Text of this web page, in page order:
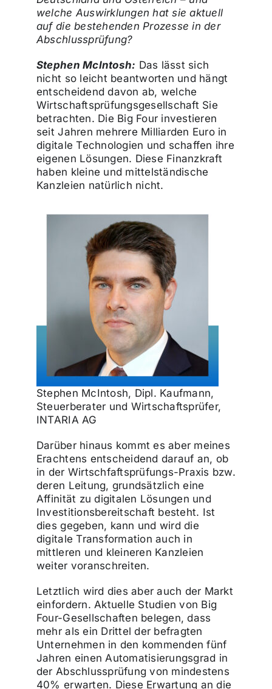
welche Auswirklungen hat sie aktuell
auf die bestehenden Prozesse in der
Abschlussprüfung?
Stephen McIntosh: Das lässt sich
nicht so leicht beantworten und hängt
entscheidend davon ab, welche
Wirtschaftsprüfungsgesellschaft Sie
betrachten. Die Big Four investieren
seit Jahren mehrere Milliarden Euro in
digitale Technologien und schaffen ihre
eigenen Lösungen. Diese Finanzkraft
haben kleine und mittelständische
Kanzleien natürlich nicht.
Stephen McIntosh, Dipl. Kaufmann,
Steuerberater und Wirtschaftsprüfer,
INTARIA AG
Darüber hinaus kommt es aber meines
Erachtens entscheidend darauf an, ob
in der Wirtschfaftsprüfungs-Praxis bzw.
deren Leitung, grundsätzlich eine
Affinität zu digitalen Lösungen und
Investitionsbereitschaft besteht. Ist
dies gegeben, kann und wird die
digitale Transformation auch in
mittleren und kleineren Kanzleien
weiter voranschreiten.
Letztlich wird dies aber auch der Markt
einfordern. Aktuelle Studien von Big
Four-Gesellschaften belegen, dass
mehr als ein Drittel der befragten
Unternehmen in den kommenden fünf
Jahren einen Automatisierungsgrad in
der Abschlussprüfung von mindestens
40% erwarten. Diese Erwartung an die